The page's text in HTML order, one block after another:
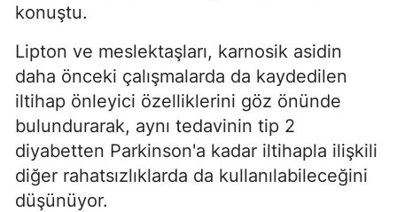
konuştu.
Lipton ve meslektaşları, karnosik asidin
daha önceki çalışmalarda da kaydedilen
iltihap önleyici özelliklerini göz önünde
bulundurarak, aynı tedavinin tip 2
diyabetten Parkinson'a kadar iltihapla ilişkili
diğer rahatsızlıklarda da kullanılabileceğini
düşünüyor.